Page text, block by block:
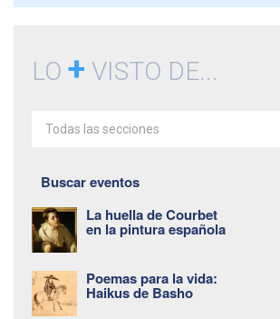
LO + VISTO DE...
Todas las secciones
Buscar eventos
La huella de Courbet
en la pintura española
Poemas para la vida:
Haikus de Basho